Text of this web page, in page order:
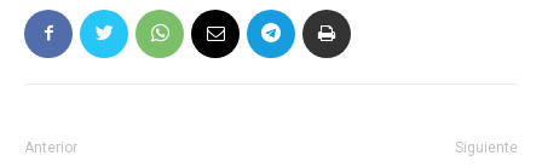
Anterior Siguiente